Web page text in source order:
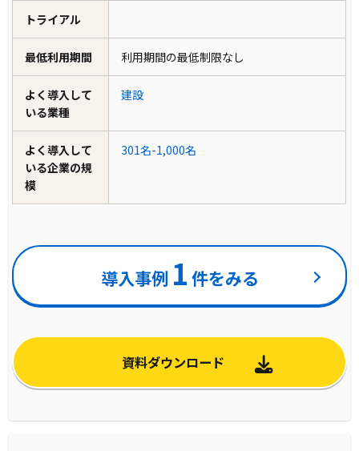
トライアル
最低利用期間 利用期間の最低制限なし
よく導入して
いる業種
建設
よく導入して
いる企業の規
模
301名-1,000名
導入事例 1 件をみる
資料ダウンロード